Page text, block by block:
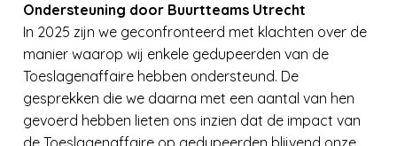
Ondersteuning door Buurtteams Utrecht
In 2025 zijn we geconfronteerd met klachten over de
manier waarop wij enkele gedupeerden van de
Toeslagenaffaire hebben ondersteund. De
gesprekken die we daarna met een aantal van hen
gevoerd hebben lieten ons inzien dat de impact van